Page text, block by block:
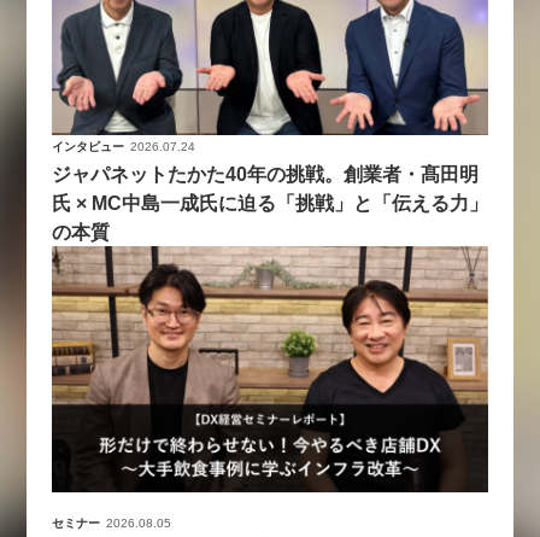
インタビュー 2026.07.24
ジャパネットたかた40年の挑戦。創業者・髙田明
氏 × MC中島一成氏に迫る「挑戦」と「伝える力」
の本質
セミナー 2026.08.05